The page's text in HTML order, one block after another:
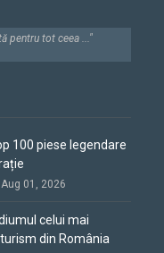
pentru tot ceea ..."
100 piese legendare
Aug 01, 2026
celui mai
din România